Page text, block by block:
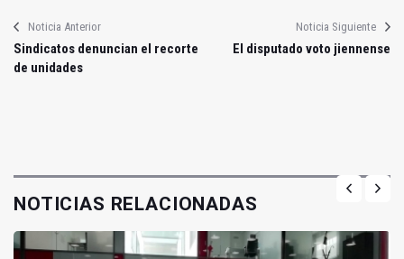
Noticia Anterior
Sindicatos denuncian el recorte
de unidades
Noticia Siguiente
El disputado voto jiennense
NOTICIAS RELACIONADAS